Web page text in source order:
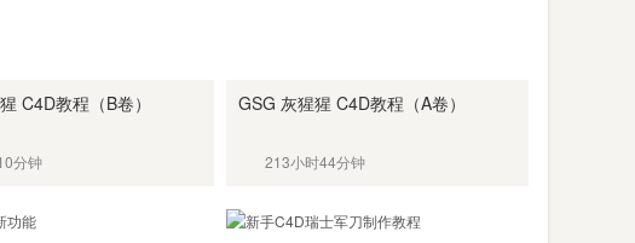
C4D教程（B卷）
分钟
GSG 灰猩猩 C4D教程（A卷）
213小时44分钟